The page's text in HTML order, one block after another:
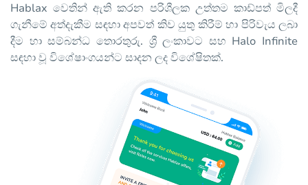
Hablax වෙතින් ඇති කරන පරිශීලක උත්තම කාඩ්පත් මිලදී
ගැනීමේ අත්දැකීම සඳහා අපවත් කිව යුතු කිරීම් හා පිරිවැය ලබා
දීම හා සම්බන්ධ තොරතුරු. ශ්‍රී ලංකාවට සහ Halo Infinite
සඳහා වූ විශේෂාංගයන්ට සාදන ලද විශේෂිතක්.